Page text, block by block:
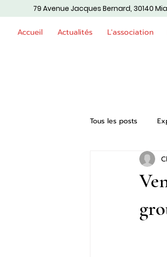
79 Avenue Jacques Bernard, 30140
Accueil Actualités L'association
Tous les posts